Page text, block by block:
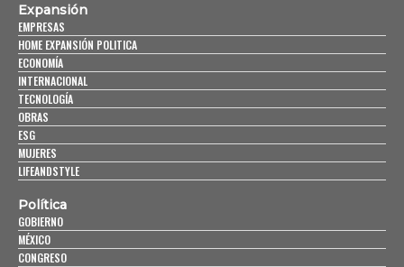
Expansión
EMPRESAS
HOME EXPANSIÓN POLITICA
ECONOMÍA
INTERNACIONAL
TECNOLOGÍA
OBRAS
ESG
MUJERES
LIFEANDSTYLE
Política
GOBIERNO
MÉXICO
CONGRESO